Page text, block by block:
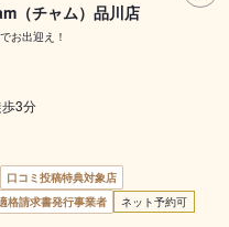
（チャム）品川店
お出迎え！
3分
口コミ投稿特典対象店
格請求書発行事業者
ネット予約可